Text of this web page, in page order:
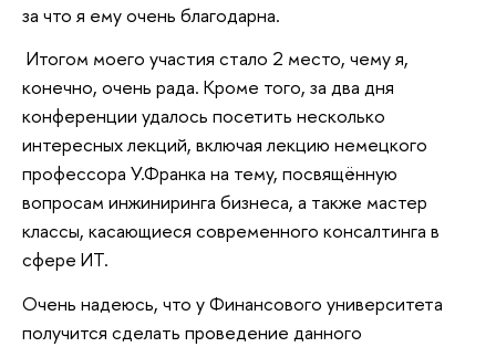
за что я ему очень благодарна.
Итогом моего участия стало 2 место, чему я,
конечно, очень рада. Кроме того, за два дня
конференции удалось посетить несколько
интересных лекций, включая лекцию немецкого
профессора У.Франка на тему, посвящённую
вопросам инжиниринга бизнеса, а также мастер
классы, касающиеся современного консалтинга в
сфере ИТ.
Очень надеюсь, что у Финансового университета
получится сделать проведение данного